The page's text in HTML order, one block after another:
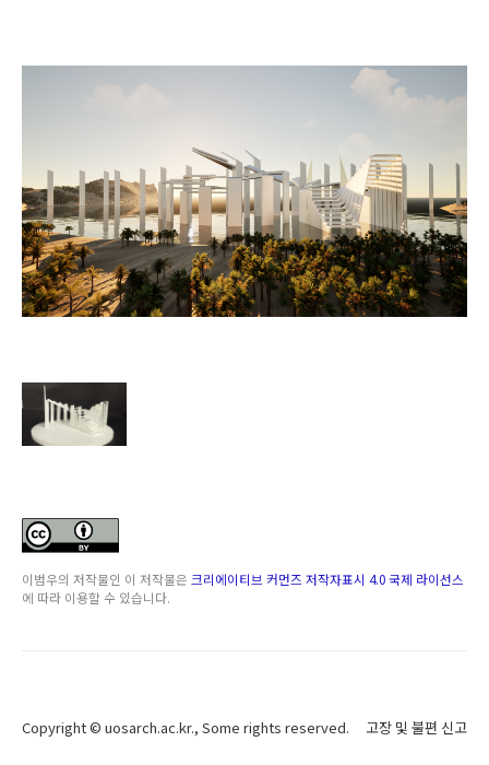
이범우의 저작물인 이 저작물은 크리에이티브 커먼즈 저작자표시 4.0 국제 라이선스
에 따라 이용할 수 있습니다.
Copyright © uosarch.ac.kr., Some rights reserved. 고장 및 불편 신고